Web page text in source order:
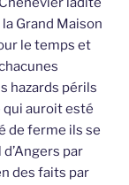
Grand Maison
le temps et
hazards périls
auroit esté
de ferme ils se
par
des faits par